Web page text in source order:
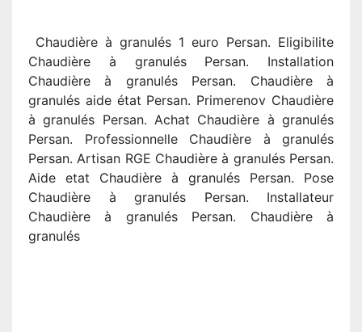
Chaudière à granulés 1 euro Persan. Eligibilite
Chaudière à granulés Persan. Installation
Chaudière à granulés Persan. Chaudière à
granulés aide état Persan. Primerenov Chaudière
à granulés Persan. Achat Chaudière à granulés
Persan. Professionnelle Chaudière à granulés
Persan. Artisan RGE Chaudière à granulés Persan.
Aide etat Chaudière à granulés Persan. Pose
Chaudière à granulés Persan. Installateur
Chaudière à granulés Persan. Chaudière à
granulés